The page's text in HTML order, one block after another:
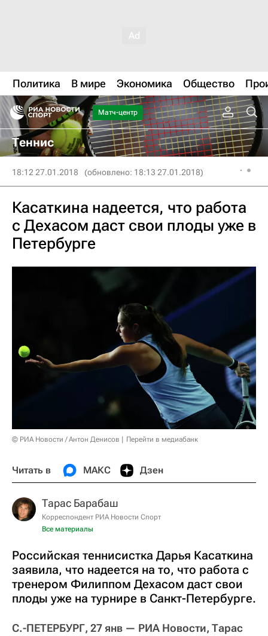
Политика В мире Экономика Общество
Матч-центр
Теннис
18:12 27.01.2018 (обновлено: 18:13 27.01.2018)
Касаткина надеется, что работа
с Дехасом даст свои плоды уже в
Петербурге
© РИА Новости / Антон Денисов Перейти в медиабанк
Читать в МАКС Дзен
Тарас Барабаш
Корреспондент РИА Новости Спорт
Все материалы
Российская теннисистка Дарья Касаткина
заявила, что надеется на то, что работа с
тренером Филиппом Дехасом даст свои
плоды уже на турнире в Санкт-Петербурге.
С.-ПЕТЕРБУРГ, 27 янв — РИА Новости, Тарас